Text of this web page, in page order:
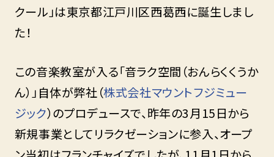
クール」は東京都江戸川区西葛西に誕生しまし
た！
この音楽教室が入る「音ラク空間（おんらくくうか
ん）」自体が弊社（株式会社マウントフジミュー
ジック）のプロデュースで、昨年の3月15日から
新規事業としてリラクゼーションに参入、オープ